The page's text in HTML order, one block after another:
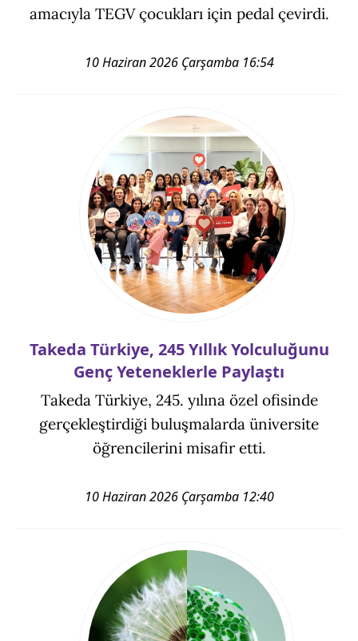
amacıyla TEGV çocukları için pedal çevirdi.
10 Haziran 2026 Çarşamba 16:54
Takeda Türkiye, 245 Yıllık Yolculuğunu
Genç Yeteneklerle Paylaştı
Takeda Türkiye, 245. yılına özel ofisinde
gerçekleştirdiği buluşmalarda üniversite
öğrencilerini misafir etti.
10 Haziran 2026 Çarşamba 12:40